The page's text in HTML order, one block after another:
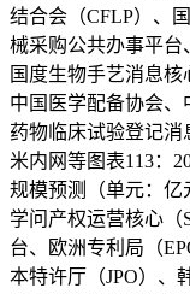
结合会（CFLP）、
械采购公共办事平台
国度生物手艺消息核
中国医学配备协会、
药物临床试验登记消
米内网等图表113：
规模预测（单元：亿
学问产权运营核心（
台、欧洲专利局（
本特许厅（JPO）、